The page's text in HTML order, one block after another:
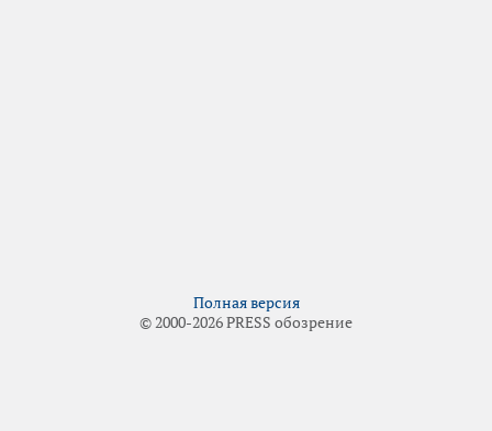
Полная версия
© 2000-2026 PRESS обозрение